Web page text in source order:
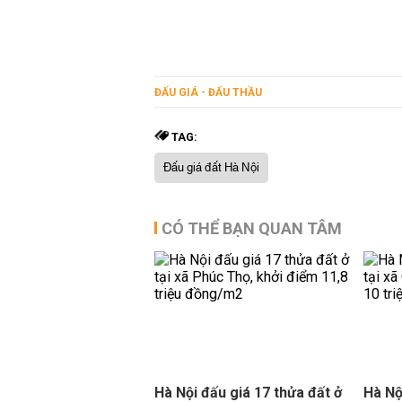
ĐẤU GIÁ - ĐẤU THẦU
TAG:
Đấu giá đất Hà Nội
CÓ THỂ BẠN QUAN TÂM
Hà Nội đấu giá 17 thửa đất ở Hà